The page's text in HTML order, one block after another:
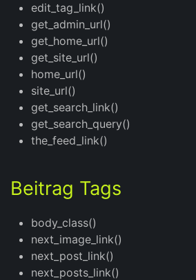
edit_tag_link()
get_admin_url()
get_home_url()
get_site_url()
home_url()
site_url()
get_search_link()
get_search_query()
the_feed_link()
Beitrag Tags
body_class()
next_image_link()
next_post_link()
next_posts_link()